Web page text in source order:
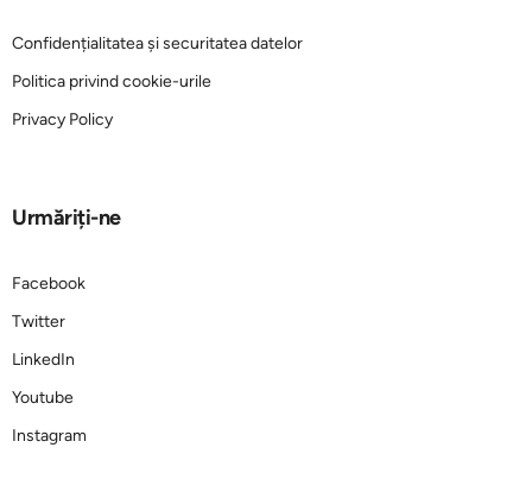
Confidențialitatea și securitatea datelor
Politica privind cookie-urile
Privacy Policy
Urmăriți-ne
Facebook
Twitter
LinkedIn
Youtube
Instagram